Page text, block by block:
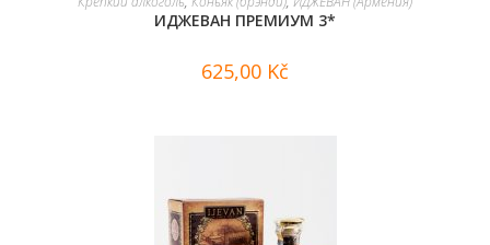
ИДЖЕВАН ПРЕМИУМ 3*
625,00 Kč